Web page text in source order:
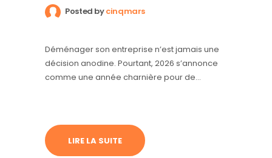
Posted bycinqmars
Déménager son entreprise n’est jamais une
décision anodine. Pourtant, 2026 s’annonce
comme une année charnière pour de
travail, la recherche de flexibilité et les
nouvelles attentes des collaborateurs, le
LIRE LA SUITE